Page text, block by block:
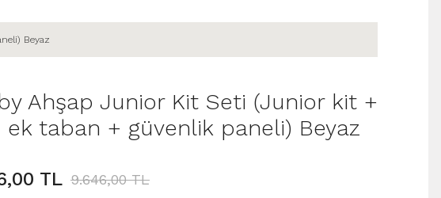
Beyaz
Ahşap Junior Kit Seti (Junior kit +
ek taban + güvenlik paneli) Beyaz
TL 9.646,00 TL